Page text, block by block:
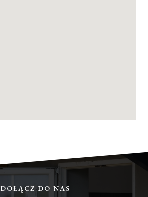
DOŁĄCZ DO NAS